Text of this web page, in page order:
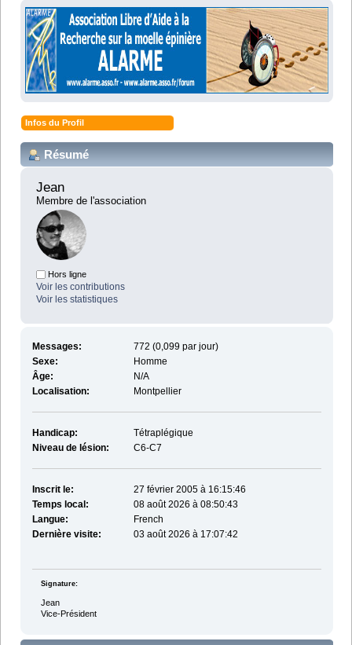
Infos du Profil
Résumé
Jean
Membre de l'association
Hors ligne
Voir les contributions
Voir les statistiques
Messages:
772 (0,099 par jour)
Sexe:
Homme
Âge:
N/A
Localisation:
Montpellier
Handicap:
Tétraplégique
Niveau de lésion:
C6-C7
Inscrit le:
27 février 2005 à 16:15:46
Temps local:
08 août 2026 à 08:50:43
Langue:
French
Dernière visite:
03 août 2026 à 17:07:42
Signature:
Jean
Vice-Président